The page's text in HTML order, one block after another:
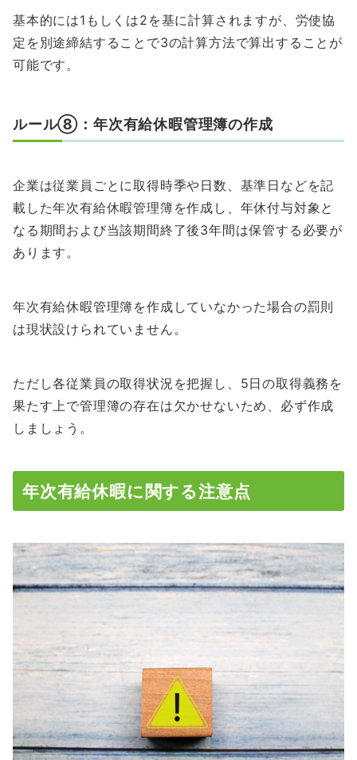
基本的には1もしくは2を基に計算されますが、労使協
定を別途締結することで3の計算方法で算出することが
可能です。
ルール⑧：年次有給休暇管理簿の作成
企業は従業員ごとに取得時季や日数、基準日などを記
載した年次有給休暇管理簿を作成し、年休付与対象と
なる期間および当該期間終了後3年間は保管する必要が
あります。
年次有給休暇管理簿を作成していなかった場合の罰則
は現状設けられていません。
ただし各従業員の取得状況を把握し、5日の取得義務を
果たす上で管理簿の存在は欠かせないため、必ず作成
しましょう。
年次有給休暇に関する注意点